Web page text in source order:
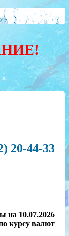
20-44-33
на 10.07.2026
курсу валют